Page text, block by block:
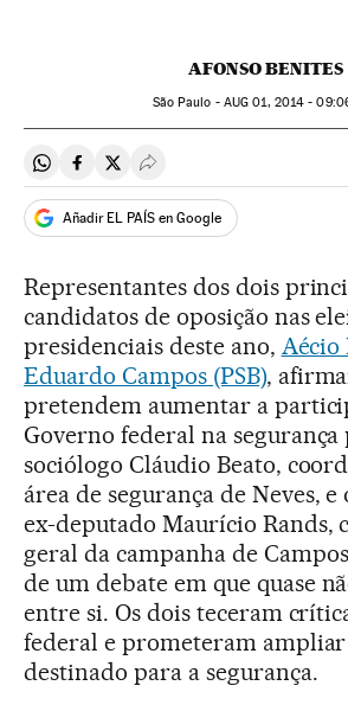
AFONSO BENITES
São Paulo - AUG 01, 2014 -
Compartir en Whatsapp
Compartir en Facebook
Compartir en Twitter
Desplegar Redes Sociales
Añadir EL PAÍS en Google
Representantes dos dois
candidatos de oposição nas
presidenciais deste ano, Aécio
Eduardo Campos (PSB),
pretendem aumentar a
Governo federal na segurança
sociólogo Cláudio Beato,
área de segurança de Neves, e
ex-deputado Maurício Rands,
geral da campanha de
de um debate em que quase
entre si. Os dois teceram
federal e prometeram
destinado para a segurança.